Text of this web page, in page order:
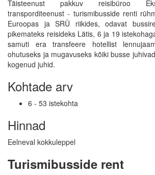
Täisteenust pakkuv reisibüroo
transporditeenust - turismibusside renti
Euroopas ja SRÜ riikides, odavat
pikemateks reisideks Lätis, 6 ja 19
samuti era transfeere hotellist
ohutuseks ja mugavuseks kõiki busse
kogenud juhid.
Kohtade arv
6 - 53 istekohta
Hinnad
Eelneval kokkuleppel
Turismibusside rent